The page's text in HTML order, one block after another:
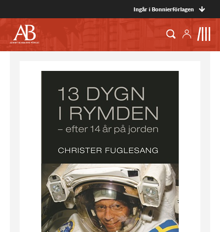
Ingår i Bonnierförlagen